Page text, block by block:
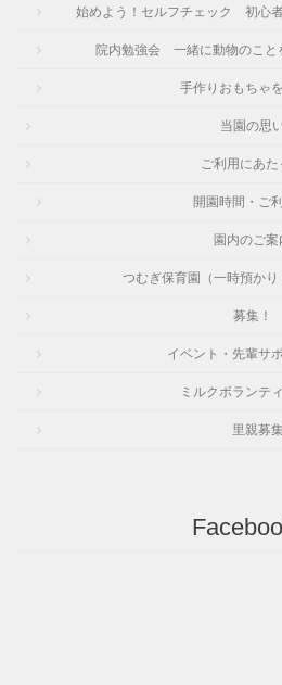
始めよう！セルフチェック 初心
院内勉強会 一緒に動物のこと
手作りおもちゃ
当園の思
ご利用にあた
開園時間・ご
園内のご案
つむぎ保育園（一時預かり
募集！
イベント・先輩サ
ミルクボランテ
里親募